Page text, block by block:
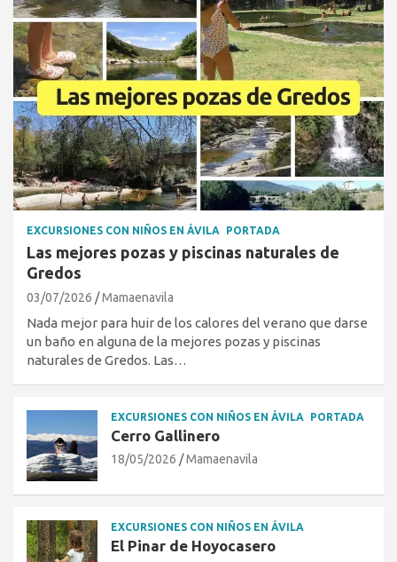
EXCURSIONES CON NIÑOS EN ÁVILA PORTADA
Las mejores pozas y piscinas naturales de
Gredos
03/07/2026 Mamaenavila
Nada mejor para huir de los calores del verano que darse
un baño en alguna de la mejores pozas y piscinas
naturales de Gredos. Las…
EXCURSIONES CON NIÑOS EN ÁVILA PORTADA
Cerro Gallinero
18/05/2026 Mamaenavila
EXCURSIONES CON NIÑOS EN ÁVILA
El Pinar de Hoyocasero